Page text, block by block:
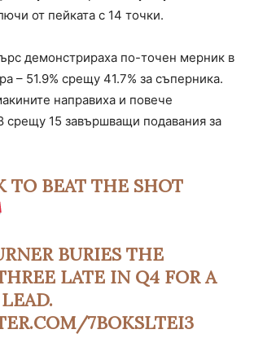
от пейката с 14 точки.
демонстрираха по-точен мерник в
– 51.9% срещу 41.7% за съперника.
направиха и повече
срещу 15 завършващи подавания за
TO BEAT THE SHOT
BURIES THE
LATE IN Q4 FOR A
7BOKSLTEI3